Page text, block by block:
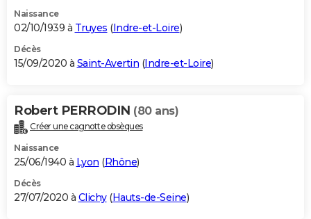
Naissance
02/10/1939 à Truyes (Indre-et-Loire)
Décès
15/09/2020 à Saint-Avertin (Indre-et-Loire)
Robert PERRODIN (80 ans)
Créer une cagnotte obsèques
Naissance
25/06/1940 à Lyon (Rhône)
Décès
27/07/2020 à Clichy(Hauts-de-Seine)